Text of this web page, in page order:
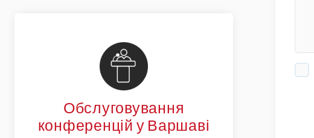
Обслуговування
конференцій у Варшаві